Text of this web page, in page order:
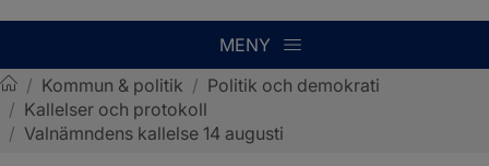
MENY
Sotenäs kommun
/ Kommun & politik / Politik och demokrati
/ Kallelser och protokoll
/ Valnämndens kallelse 14 augusti